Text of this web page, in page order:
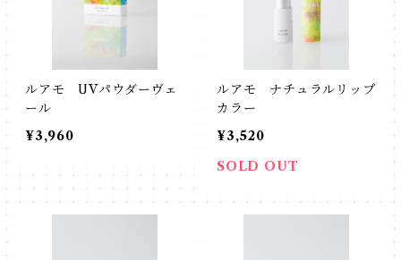
ルアモ UVパウダーヴェ
ール
¥3,960
ルアモ ナチュラルリップ
カラー
¥3,520
SOLD OUT